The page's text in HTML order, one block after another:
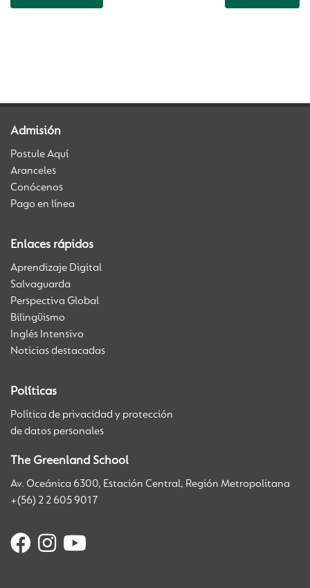
Admisión
Postule Aquí
Aranceles
Conócenos
Pago en línea
Enlaces rápidos
Aprendizaje Digital
Salvaguarda
Perspectiva Global
Bilingüismo
Inglés Intensivo
Noticias destacadas
Políticas
Política de privacidad y protección
de datos personales
The Greenland School
Av. Oceánica 6300, Estación Central, Región Metropolitana
+(56) 2 2 605 9017